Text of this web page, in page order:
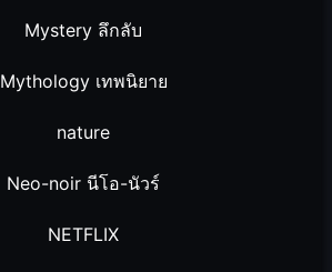
Mystery ลึกลับ
Mythology เทพนิยาย
nature
Neo-noir นีโอ-นัวร์
NETFLIX